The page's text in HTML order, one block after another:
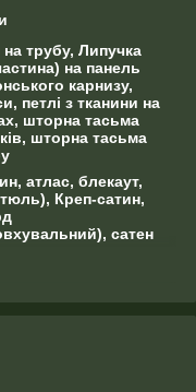
трубу, Липучка
на панель
карнизу,
петлі з тканини на
шторна тасьма
шторна тасьма
атлас, блекаут,
Креп-сатин,
сатен